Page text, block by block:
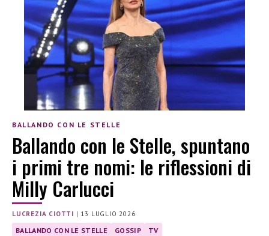
BALLANDO CON LE STELLE
Ballando con le Stelle, spuntano
i primi tre nomi: le riflessioni di
Milly Carlucci
LUCREZIA CIOTTI | 13 LUGLIO 2026
BALLANDO CON LE STELLE GOSSIP TV